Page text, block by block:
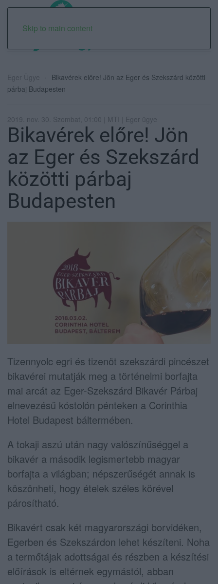
Skip to main content
Eger Ügye
Bikavérek előre! Jön az Eger és Szekszárd közötti
párbaj Budapesten
2019. nov. 30. Szombat, 01:00 | MTI | Eger ügye
Bikavérek előre! Jön
az Eger és Szekszárd
közötti párbaj
Budapesten
Tizennyolc egri és tizenöt szekszárdi pincészet
bikavérei mutatják meg a történelmi borfajta
mai arcát az Eger-Szekszárd Bikavér Párbaj
elnevezésű kóstolón pénteken a Corinthia
Hotel Budapest báltermében.
A tokaji aszú után nagy valószínűséggel a
bikavér a második legismertebb magyar
borfajta a világban; népszerűségét annak is
köszönheti, hogy ételek széles körével
párosítható.
Bikavért csak két magyarországi borvidéken,
Egerben és Szekszárdon lehet készíteni. Noha
a termőtájak adottságai és részben a készítési
előírások is eltérnek egymástól, abban